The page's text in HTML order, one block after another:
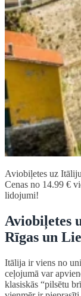
Aviobiļetes uz
Cenas no 14.99 €
lidojumi!
Aviobiļetes
Rīgas un
Itālija ir viens no
ceļojumā var
klasiskās “pilsētu